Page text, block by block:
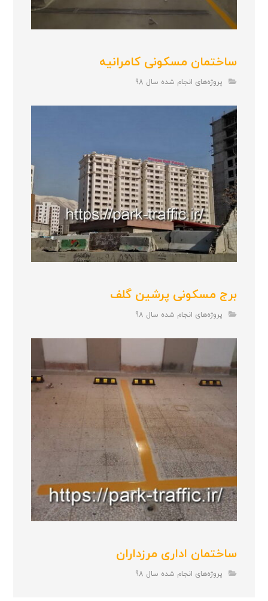
ساختمان مسکونی کامرانیه
پروژه‌های انجام شده سال 98
برج مسکونی پرشین گلف
پروژه‌های انجام شده سال 98
ساختمان اداری مرزداران
پروژه‌های انجام شده سال 98